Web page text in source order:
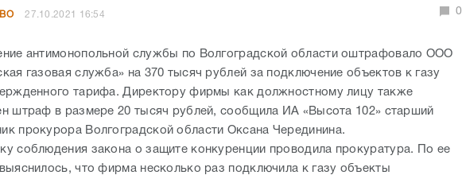
27.10.2021 16:54 0
антимонопольной службы по Волгоградской области оштрафовало ООО
газовая служба» на 370 тысяч рублей за подключение объектов к газу
тарифа. Директору фирмы как должностному лицу также
штраф в размере 20 тысяч рублей, сообщила ИА «Высота 102» старший
прокурора Волгоградской области Оксана Черединина.
соблюдения закона о защите конкуренции проводила прокуратура. По ее
что фирма несколько раз подключила к газу объекты